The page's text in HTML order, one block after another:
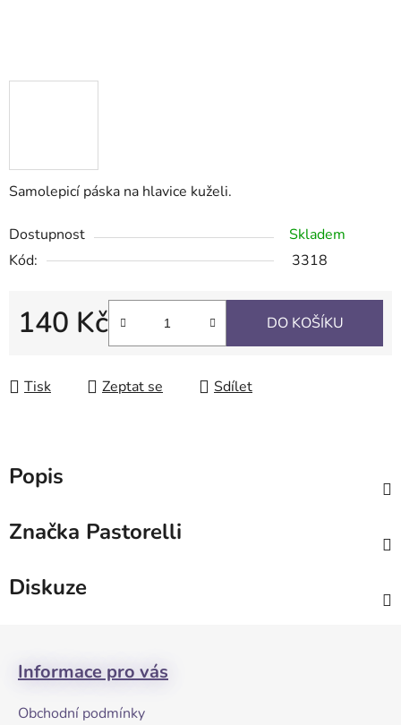
Samolepicí páska na hlavice kuželi.
Dostupnost
Skladem
Kód:
3318
140 Kč DO KOŠÍKU
Tisk Zeptat se Sdílet
Popis
Značka Pastorelli
Diskuze
Informace pro vás
Obchodní podmínky